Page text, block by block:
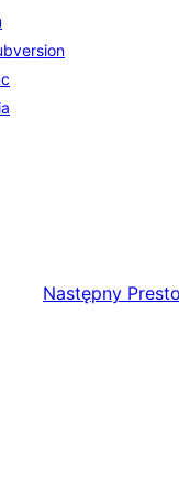
Następny